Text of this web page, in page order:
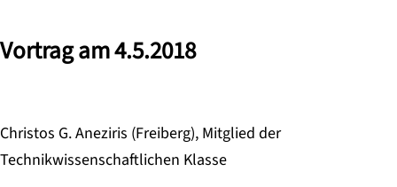
Vortrag am 4.5.2018
Christos G. Aneziris (Freiberg), Mitglied der
Technikwissenschaftlichen Klasse